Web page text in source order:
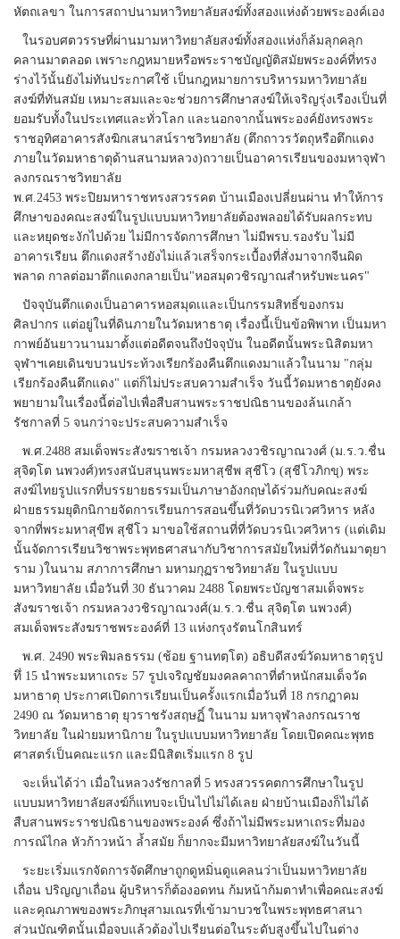
หัตถเลขา ในการสถาปนามหาวิทยาลัยสงฆ์ทั้งสองแห่งด้วยพระองค์เอง
ในรอบศตวรรษที่ผ่านมามหาวิทยาลัยสงฆ์ทั้งสองแห่งก็ล้มลุกคลุก
คลานมาตลอด เพราะกฎหมายหรือพระราชบัญญัติสมัยพระองค์ที่ทรง
ร่างไว้นั้นยังไม่ทันประกาศใช้ เป็นกฎหมายการบริหารมหาวิทยาลัย
สงฆ์ที่ทันสมัย เหมาะสมและจะช่วยการศึกษาสงฆ์ให้เจริญรุ่งเรืองเป็นที่
ยอมรับทั้งในประเทศและทั่วโลก และนอกจากนั้นพระองค์ยังทรงพระ
ราชอุทิศอาคารสังฆิกเสนาสน์ราชวิทยาลัย (ตึกถาวรวัตถุหรือตึกแดง
ภายในวัดมหาธาตุด้านสนามหลวง)ถวายเป็นอาคารเรียนของมหาจุฬา
ลงกรณราชวิทยาลัย
พ.ศ.2453 พระปิยมหาราชทรงสวรรคต บ้านเมืองเปลี่ยนผ่าน ทำให้การ
ศึกษาของคณะสงฆ์ในรูปแบบมหาวิทยาลัยต้องพลอยได้รับผลกระทบ
และหยุดชะงักไปด้วย ไม่มีการจัดการศึกษา ไม่มีพรบ.รองรับ ไม่มี
อาคารเรียน ตึกแดงสร้างยังไม่แล้วเสร็จกระเบื้องที่สั่งมาจากจีนผิด
พลาด กาลต่อมาตึกแดงกลายเป็น"หอสมุดวชิรญาณสำหรับพะนคร"
ปัจจุบันตึกแดงเป็นอาคารหอสมุดเและเป็นกรรมสิทธิ์ของกรม
ศิลปากร แต่อยู่ในที่ดินภายในวัดมหาธาตุ เรื่องนี้เป็นข้อพิพาท เป็นมหา
กาพย์อันยาวนานมาตั้งแต่อดีตจนถึงปัจจุบัน ในอดีตนั้นพระนิสิตมหา
จุฬาฯเคยเดินขบวนประท้วงเรียกร้องคืนตึกแดงมาแล้วในนาม "กลุ่ม
เรียกร้องคืนตึกแดง" แต่ก็ไม่ประสบความสำเร็จ วันนี้วัดมหาธาตุยังคง
พยายามในเรื่องนี้ต่อไปเพื่อสืบสานพระราชปณิธานของล้นเกล้า
รัชกาลที่ 5 จนกว่าจะประสบความสำเร็จ
พ.ศ.2488 สมเด็จพระสังฆราชเจ้า กรมหลวงวชิรญาณวงศ์ (ม.ร.ว.ชื่น
สุจิตฺโต นพวงศ์)ทรงสนับสนุนพระมหาสุชีพ สุชีโว (สุชีโวภิกขุ) พระ
สงฆ์ไทยรูปแรกที่บรรยายธรรมเป็นภาษาอังกฤษได้ร่วมกับคณะสงฆ์
ฝ่ายธรรมยุติกนิกายจัดการเรียนการสอนขึ้นที่วัดบวรนิเวศวิหาร หลัง
จากที่พระมหาสุขีพ สุชีโว มาขอใช้สถานที่ที่วัดบวรนิเวศวิหาร (แต่เดิม
นั้นจัดการเรียนวิชาพระพุทธศาสนากับวิชาการสมัยใหม่ที่วัดกันมาตุยา
ราม )ในนาม สภาการศึกษา มหามกุฏราชวิทยาลัย ในรูปแบบ
มหาวิทยาลัย เมื่อวันที่ 30 ธันวาคม 2488 โดยพระบัญชาสมเด็จพระ
สังฆราชเจ้า กรมหลวงวชิรญาณวงศ์(ม.ร.ว.ชื่น สุจิตฺโต นพวงศ์)
สมเด็จพระสังฆราชพระองค์ที่ 13 แห่งกรุงรัตนโกสินทร์
พ.ศ. 2490 พระพิมลธรรม (ช้อย ฐานทตฺโต) อธิบดีสงฆ์วัดมหาธาตุรูป
ทึ่ 15 นำพระมหาเถระ 57 รูปเจริญชัยมงคลคาถาที่ตำหนักสมเด็จวัด
มหาธาตุ ประกาศเปิดการเรียนเป็นครั้งแรกเมื่อวันที่ 18 กรกฎาคม
2490 ณ วัดมหาธาตุ ยุวราชรังสฤษฏิ์ ในนาม มหาจุฬาลงกรณราช
วิทยาลัย ในฝ่ายมหานิกาย ในรูปแบบมหาวิทยาลัย โดยเปิดคณะพุทธ
ศาสตร์เป็นคณะแรก และมีนิสิตเริ่มแรก 8 รูป
จะเห็นได้ว่า เมื่อในหลวงรัชกาลที่ 5 ทรงสวรรคตการศึกษาในรูป
แบบมหาวิทยาลัยสงฆ์ก็แทบจะเป็นไปไม่ได้เลย ฝ่ายบ้านเมืองก็ไม่ได้
สืบสานพระราชปณิธานของพระองค์ ซึ่งถ้าไม่มีพระมหาเถระที่มอง
การณ์ไกล หัวก้าวหน้า ล้ำสมัย ก็ยากจะมีมหาวิทยาลัยสงฆ์ในวันนี้
ระยะเริ่มแรกจัดการจัดศึกษาถูกดูหมิ่นดูแคลนว่าเป็นมหาวิทยาลัย
เถื่อน ปริญญาเถื่อน ผู้บริหารก็ต้องอดทน ก้มหน้าก้มตาทำเพื่อคณะสงฆ์
และคุณภาพของพระภิกษุสามเณรที่เข้ามาบวชในพระพุทธศาสนา
ส่วนบัณฑิตนั้นเมื่อจบแล้วต้องไปเรียนต่อในระดับสูงขึ้นไปในต่าง